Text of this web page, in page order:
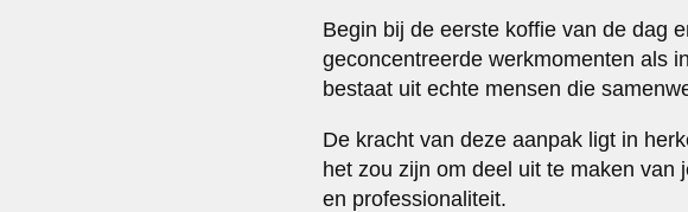
Begin bij de eerste koffie van de dag
geconcentreerde werkmomenten als
bestaat uit echte mensen die
De kracht van deze aanpak ligt in
het zou zijn om deel uit te maken
en professionaliteit.